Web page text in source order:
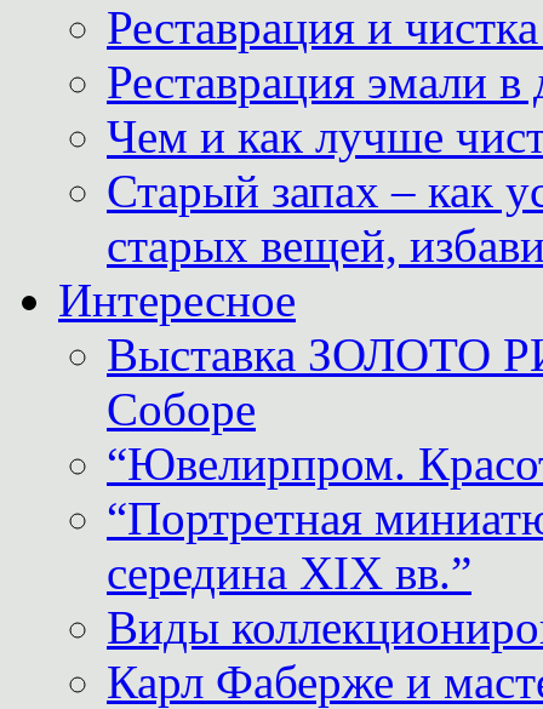
Реставрация и
Реставрация эмали
Чем и как лучше
Старый запах – как
старых вещей,
Интересное
Выставка ЗОЛОТО
Соборе
“Ювелирпром.
“Портретная
середина XIX вв.”
Виды
Карл Фаберже и